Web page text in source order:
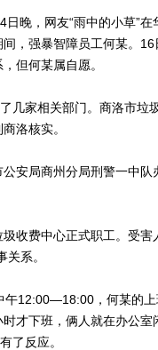
，网友“雨中的小草”在
，强暴智障员工何某。
但何某属自愿。
家相关部门。商洛市垃
洛核实。
局商州分局刑警一中队
费中心正式职工。受害
系。
12:00—18:00，何某的上
才下班，俩人就在办公
了反应。